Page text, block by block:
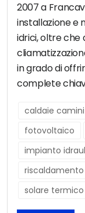
2007 a
installazione e
idrici, oltre che
in grado di
complete
caldaie
fotovoltaico
impianto
riscaldamento
solare termico